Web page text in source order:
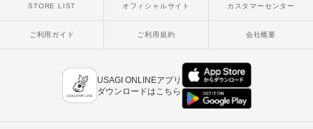
nezu
NIKE
STORE LIST オフィシャルサイト カスタマーセンター
ご利用ガイド ご利用規約 会社概要
USAGI ONLINEアプリ
ダウンロードはこちら